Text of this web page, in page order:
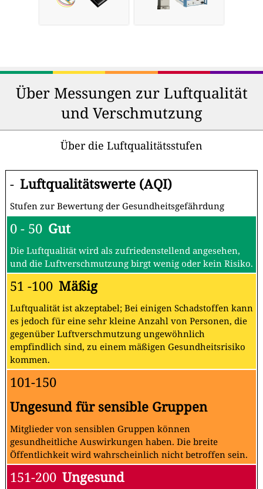
Über Messungen zur Luftqualität
und Verschmutzung
Über die Luftqualitätsstufen
- Luftqualitätswerte (AQI)
Stufen zur Bewertung der Gesundheitsgefährdung
0 - 50 Gut
Die Luftqualität wird als zufriedenstellend angesehen,
und die Luftverschmutzung birgt wenig oder kein Risiko.
51 -100 Mäßig
Luftqualität ist akzeptabel; Bei einigen Schadstoffen kann
es jedoch für eine sehr kleine Anzahl von Personen, die
gegenüber Luftverschmutzung ungewöhnlich
empfindlich sind, zu einem mäßigen Gesundheitsrisiko
kommen.
101-150
Ungesund für sensible Gruppen
Mitglieder von sensiblen Gruppen können
gesundheitliche Auswirkungen haben. Die breite
Öffentlichkeit wird wahrscheinlich nicht betroffen sein.
151-200 Ungesund